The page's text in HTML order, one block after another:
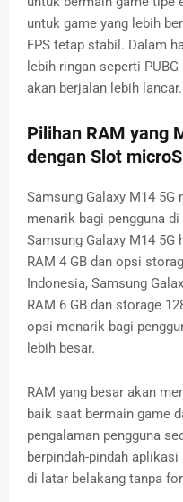
untuk game yang lebih
FPS tetap stabil. Dalam
lebih ringan seperti
akan berjalan lebih lancar.
Pilihan RAM yang
dengan Slot
Samsung Galaxy M14
menarik bagi pengguna
Samsung Galaxy M14 5G
RAM 4 GB dan opsi
Indonesia, Samsung
RAM 6 GB dan storage
opsi menarik bagi
lebih besar.
RAM yang besar akan
baik saat bermain game
pengalaman pengguna
berpindah-pindah
di latar belakang tanpa